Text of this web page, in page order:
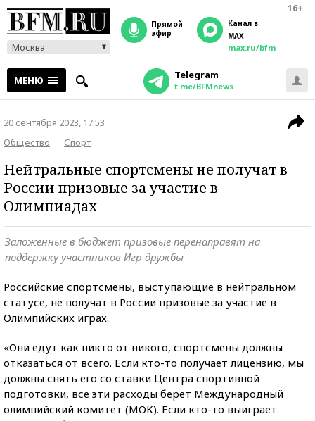
16+
Москва
прямой
эфир
Канал в
MAX
max.ru/bfm
МЕНЮ Telegram
t.me/BFMnews
20 сентября 2023, 17:53
Общество
Спорт
Нейтральные спортсмены не получат в
России призовые за участие в
Олимпиадах
Заложенные в бюджет призовые перенаправят на
поддержку участников Игр дружбы
Российские спортсмены, выступающие в нейтральном
статусе, не получат в России призовые за участие в
Олимпийских играх.
«Они едут как никто от никого, спортсмены должны
отказаться от всего. Если кто-то получает лицензию, мы
должны снять его со ставки Центра спортивной
подготовки, все эти расходы берет Международный
олимпийский комитет (МОК). Если кто-то выиграет